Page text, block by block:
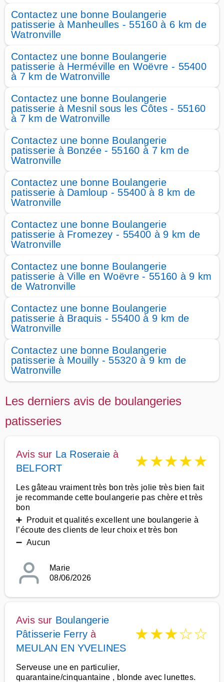
Contactez une bonne Boulangerie
patisserie à Manheulles - 55160 à 6 km de
Watronville
Contactez une bonne Boulangerie
patisserie à Herméville en Woëvre - 55400
à 7 km de Watronville
Contactez une bonne Boulangerie
patisserie à Mesnil sous les Côtes - 55160
à 7 km de Watronville
Contactez une bonne Boulangerie
patisserie à Bonzée - 55160 à 7 km de
Watronville
Contactez une bonne Boulangerie
patisserie à Damloup - 55400 à 8 km de
Watronville
Contactez une bonne Boulangerie
patisserie à Fromezey - 55400 à 9 km de
Watronville
Contactez une bonne Boulangerie
patisserie à Ville en Woëvre - 55160 à 9 km
de Watronville
Contactez une bonne Boulangerie
patisserie à Braquis - 55400 à 9 km de
Watronville
Contactez une bonne Boulangerie
patisserie à Mouilly - 55320 à 9 km de
Watronville
Les derniers avis de boulangeries
patisseries
Avis sur La Roseraie à
BELFORT
★★★★★
Les gâteau vraiment très bon très jolie très bien fait
je recommande cette boulangerie pas chère et très
bon
➕ Produit et qualités excellent une boulangerie à
l’écoute des clients de leur choix et très bon
➖ Aucun
Marie
08/06/2026
Avis sur Boulangerie
Pâtisserie Ferry à
MEULAN EN YVELINES
★★★☆☆
Serveuse une en particulier,
quarantaine/cinquantaine , blonde avec lunettes.